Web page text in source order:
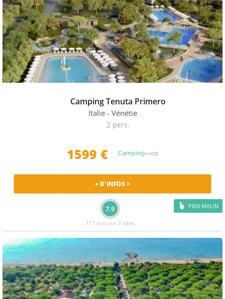
Camping Tenuta Primero
Italie - Vénétie
2 pers.
1599 €
PRIX MALIN
+ D'INFOS >
7.9
117 avis sur 7 sites